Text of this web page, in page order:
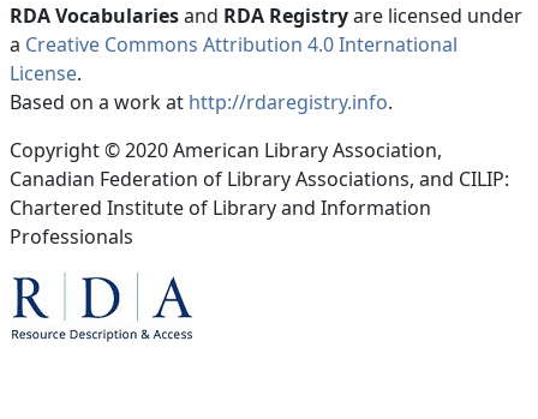
RDA Vocabulariesand RDA Registryare licensed under
a Creative Commons Attribution 4.0 International
License.
Based on a work at http://rdaregistry.info.
Copyright © 2020 American Library Association,
Canadian Federation of Library Associations, and CILIP:
Chartered Institute of Library and Information
Professionals